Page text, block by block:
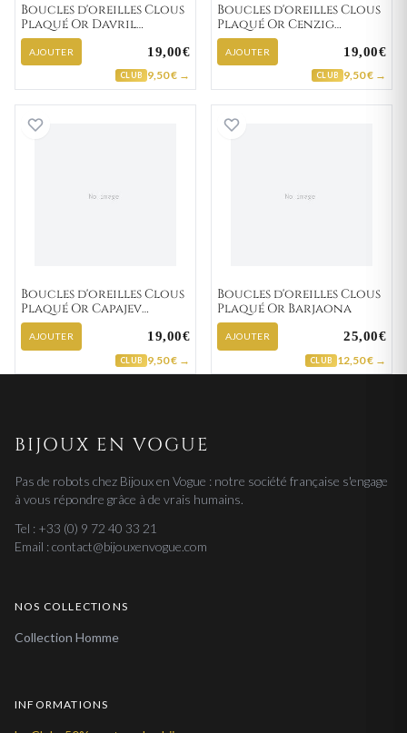
Boucles d'oreilles Clous
Plaqué Or Davril
Zirconium
AJOUTER 19,00€
CLUB 9,50 € →
Boucles d'oreilles Clous
Plaqué Or Cenzig
Zirconium
AJOUTER 19,00€
CLUB 9,50 € →
Boucles d'oreilles Clous Plaqué Or Capajev
Boucles d'oreilles Clous
Plaqué Or Capajev
Zirconium
AJOUTER 19,00€
CLUB 9,50 € →
Boucles d'oreilles Clous
Plaqué Or Barjaona
AJOUTER 25,00€
CLUB 12,50 € →
BIJOUX EN VOGUE
Pas de robots chez Bijoux en Vogue : notre société française s'engage
à vous répondre grâce à de vrais humains.
Tel : +33 (0) 9 72 40 33 21
Email : contact@bijouxenvogue.com
NOS COLLECTIONS
Collection Homme
INFORMATIONS